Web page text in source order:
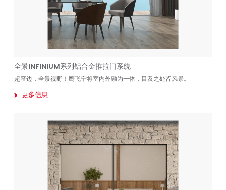
全景INFINIUM系列铝合金推拉门系统
超窄边，全景视野！鹰飞宁将室内外融为一体，目及之处皆风景。
更多信息